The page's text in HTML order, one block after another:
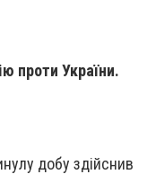
проти України.
добу здійснив